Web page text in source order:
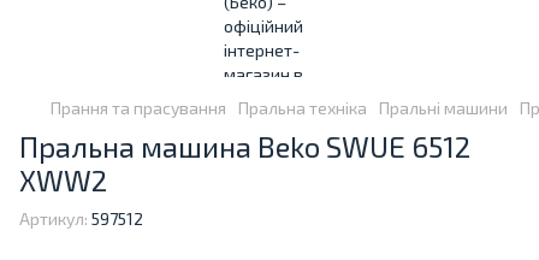
Прання та прасування Пральна техніка Пральні машини
Пральна машина Beko SWUE 6512
XWW2
Артикул: 597512